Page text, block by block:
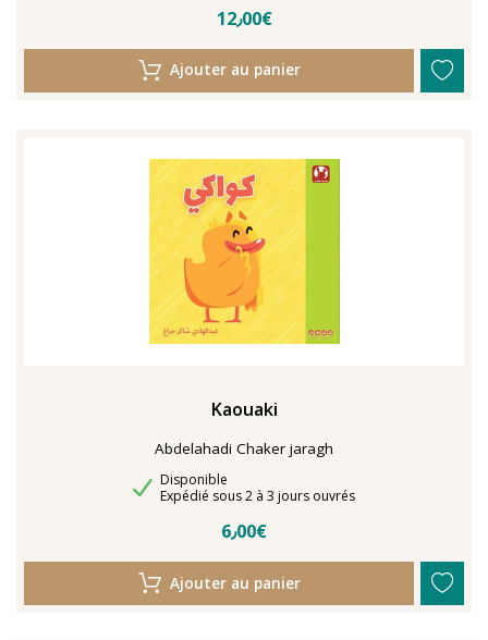
12٫00€
Ajouter au panier
Kaouaki
Abdelahadi Chaker jaragh
Disponibilité
Disponible
Délais de livraison
Expédié sous 2 à 3 jours ouvrés
6٫00€
Ajouter au panier